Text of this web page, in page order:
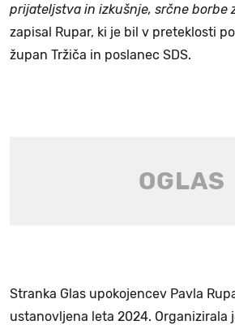
prijateljstva in izkušnje, srčne borbe
zapisal Rupar, ki je bil v preteklosti
župan Tržiča in poslanec SDS.
Stranka Glas upokojencev Pavla
ustanovljena leta 2024. Organizirala